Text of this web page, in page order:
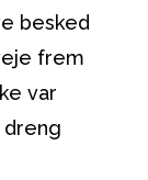
besked
frem
var
dreng